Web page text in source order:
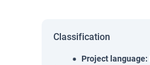
Classification
Project language: